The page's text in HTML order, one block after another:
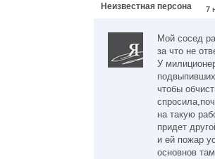
Неизвестная персона 7
Мой сосед
за что не
У
чтобы
на такую
придет
и ей пожар
основнов